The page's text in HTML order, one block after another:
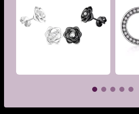
Genre Femme
Matière
Acier
6 mm, 8